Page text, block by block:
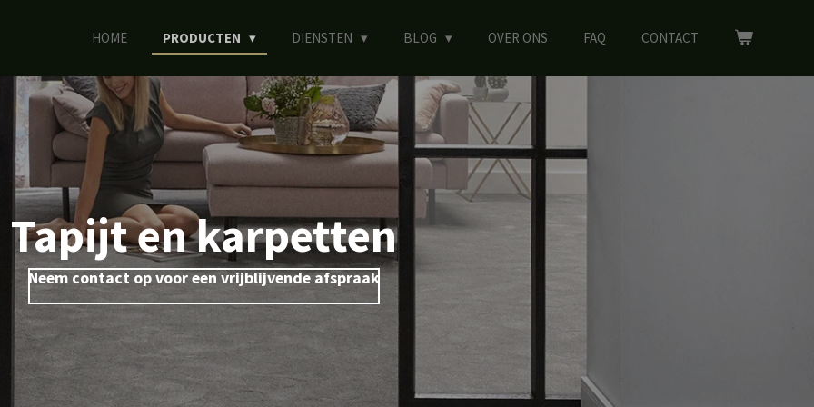
HOME PRODUCTEN DIENSTEN BLOG OVER ONS FAQ CONTACT
Tapijt en karpetten
Neem contact op voor een vrijblijvende afspraak